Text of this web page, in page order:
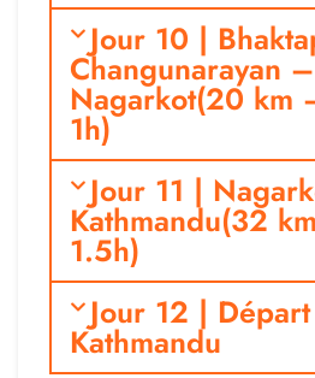
Jour 10 |
Changunarayan –
Nagarkot(20 km
1h)
Jour 11 |
Kathmandu(32
1.5h)
Jour 12 |
Kathmandu